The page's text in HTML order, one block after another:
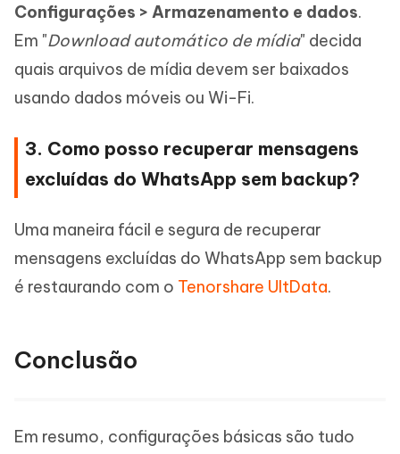
Configurações > Armazenamento e dados.
Em "Download automático de mídia" decida
quais arquivos de mídia devem ser baixados
usando dados móveis ou Wi-Fi.
3. Como posso recuperar mensagens
excluídas do WhatsApp sem backup?
Uma maneira fácil e segura de recuperar
mensagens excluídas do WhatsApp sem backup
é restaurando com o Tenorshare UltData.
Conclusão
Em resumo, configurações básicas são tudo